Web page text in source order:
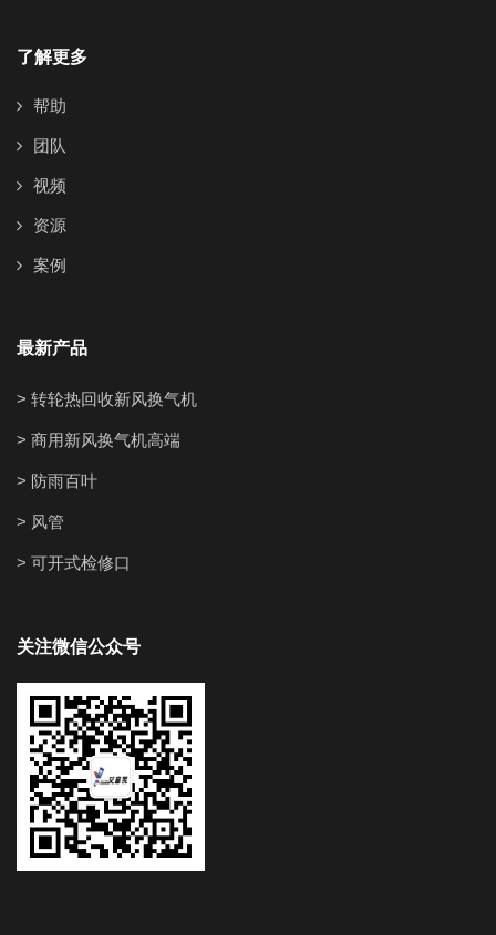
了解更多
帮助
团队
视频
资源
案例
最新产品
> 转轮热回收新风换气机
> 商用新风换气机高端
> 防雨百叶
> 风管
> 可开式检修口
关注微信公众号